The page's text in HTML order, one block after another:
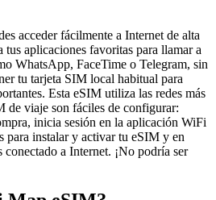
acceder fácilmente a Internet de alta
aplicaciones favoritas para llamar a
WhatsApp, FaceTime o Telegram, sin
tu tarjeta SIM local habitual para
Esta eSIM utiliza las redes más
viaje son fáciles de configurar:
inicia sesión en la aplicación WiFi
para instalar y activar tu eSIM y en
conectado a Internet. ¡No podría ser